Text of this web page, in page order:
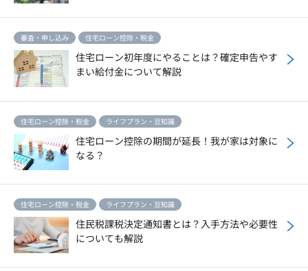
審査・申し込み 住宅ローン控除・税金
住宅ローン初年度にやることは？確定申告やす
まい給付金について解説
住宅ローン控除・税金 ライフプラン・豆知識
住宅ローン控除の期間が延長！我が家は対象に
なる？
住宅ローン控除・税金 ライフプラン・豆知識
住民税課税決定通知書とは？入手方法や必要性
についても解説